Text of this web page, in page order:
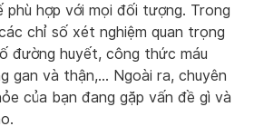
phù hợp với mọi đối tượng. Trong
chỉ số xét nghiệm quan trọng
đường huyết, công thức máu
gan và thận,… Ngoài ra, chuyên
của bạn đang gặp vấn đề gì và